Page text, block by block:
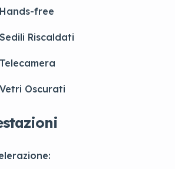
Hands-free
Sedili Riscaldati
Telecamera
Vetri Oscurati